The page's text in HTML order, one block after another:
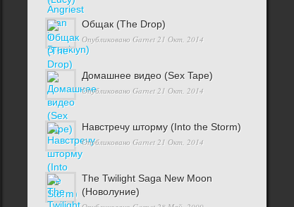
Общак (The Drop)
Опубликовано Garnet21 Окт, 2014
Домашнее видео (Sex Tape)
Опубликовано Garnet21 Окт, 2014
Навстречу шторму (Into the Storm)
Опубликовано Garnet21 Окт, 2014
The Twilight Saga New Moon
(Новолуние)